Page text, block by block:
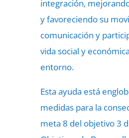
integración,
y favoreciendo su
comunicación y
vida social y
entorno.
Esta ayuda está
medidas para la
meta 8 del objetivo 3